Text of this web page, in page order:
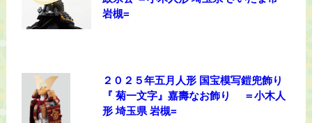
岩槻=
２０２５年五月人形 国宝模写鎧兜飾り
『 菊一文字』嘉壽なお飾り ＝小木人
形 埼玉県 岩槻=